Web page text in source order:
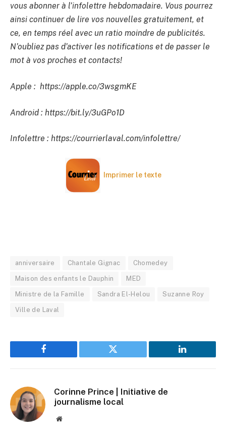
vous abonner à l’infolettre hebdomadaire. Vous pourrez
ainsi continuer de lire vos nouvelles gratuitement, et
ce, en temps réel avec un ratio moindre de publicités.
N’oubliez pas d’activer les notifications et de passer le
mot à vos proches et contacts!
Apple : https://apple.co/3wsgmKE
Android : https://bit.ly/3uGPo1D
Infolettre : https://courrierlaval.com/infolettre/
Imprimer le texte
anniversaire Chantale Gignac Chomedey
Maison des enfants le Dauphin MED
Ministre de la Famille Sandra El-Helou Suzanne Roy
Ville de Laval
Facebook Twitter LinkedIn
Corinne Prince | Initiative de
journalisme local
Website